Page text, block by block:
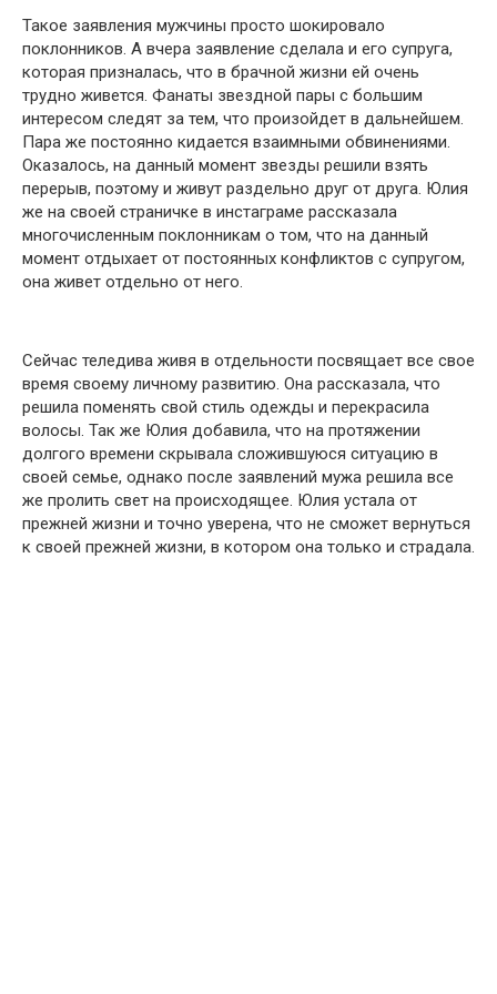
Такое заявления мужчины просто шокировало
поклонников. А вчера заявление сделала и его супруга,
которая призналась, что в брачной жизни ей очень
трудно живется. Фанаты звездной пары с большим
интересом следят за тем, что произойдет в дальнейшем.
Пара же постоянно кидается взаимными обвинениями.
Оказалось, на данный момент звезды решили взять
перерыв, поэтому и живут раздельно друг от друга. Юлия
же на своей страничке в инстаграме рассказала
многочисленным поклонникам о том, что на данный
момент отдыхает от постоянных конфликтов с супругом,
она живет отдельно от него.
Сейчас теледива живя в отдельности посвящает все свое
время своему личному развитию. Она рассказала, что
решила поменять свой стиль одежды и перекрасила
волосы. Так же Юлия добавила, что на протяжении
долгого времени скрывала сложившуюся ситуацию в
своей семье, однако после заявлений мужа решила все
же пролить свет на происходящее. Юлия устала от
прежней жизни и точно уверена, что не сможет вернуться
к своей прежней жизни, в котором она только и страдала.